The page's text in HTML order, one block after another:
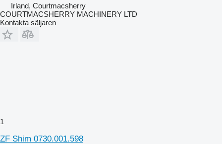
Irland, Courtmacsherry
COURTMACSHERRY MACHINERY LTD
Kontakta säljaren
1
ZF Shim 0730.001.598